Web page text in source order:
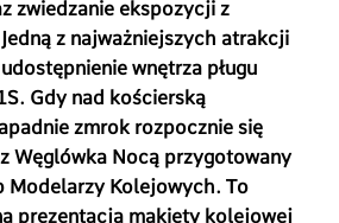
zwiedzanie ekspozycji z
z najważniejszych atrakcji
wnętrza pługu
Gdy nad kościerską
zmrok rozpocznie się
Węglówka Nocą przygotowany
Modelarzy Kolejowych. To
prezentacja makiety kolejowej